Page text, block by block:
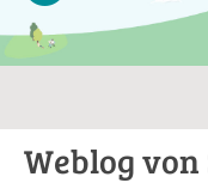
Weblog